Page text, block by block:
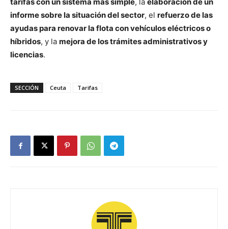
tarifas con un sistema más simple, la elaboración de un
informe sobre la situación del sector, el refuerzo de las
ayudas para renovar la flota con vehículos eléctricos o
híbridos, y la mejora de los trámites administrativos y
licencias.
SECCIÓN Ceuta Tarifas